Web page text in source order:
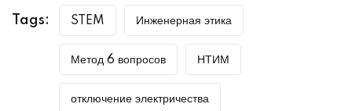
Tags: STEM Инженерная этика
Метод 6 вопросов НТИМ
отключение электричества